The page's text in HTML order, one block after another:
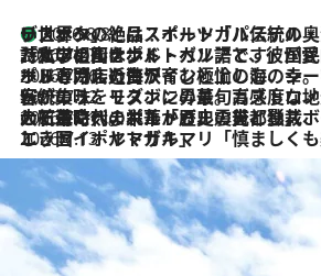
2026.8.8
リスボンの絶品スイーツ「パステル・デ・ナタ」とは？ポルトガル伝統の奥深い世界へ
2026.7.27
「私の祖国はポルトガル語です」国民的詩人フェルナンド・ペソアと、彼が愛した文学の街を歩く
2026.7.26
ポルトガル近海が育む極上の海の幸。キリリと冷えた白ワインと愉しむ、シーフード専門店の贅沢
2026.7.22
伝統の味をモダンに昇華。高感度な地元客が集う、リスボンの最旬ガストロノミー
2026.7.21
大航海時代の栄華から、震災、独裁、そして革命へ。ポルトガル・首都リスボンの石畳に刻まれた「歴史の光と影」
2026.7.13
エッセイ・ヤマザキマリ「慎ましくも美しき国 ポルトガル」